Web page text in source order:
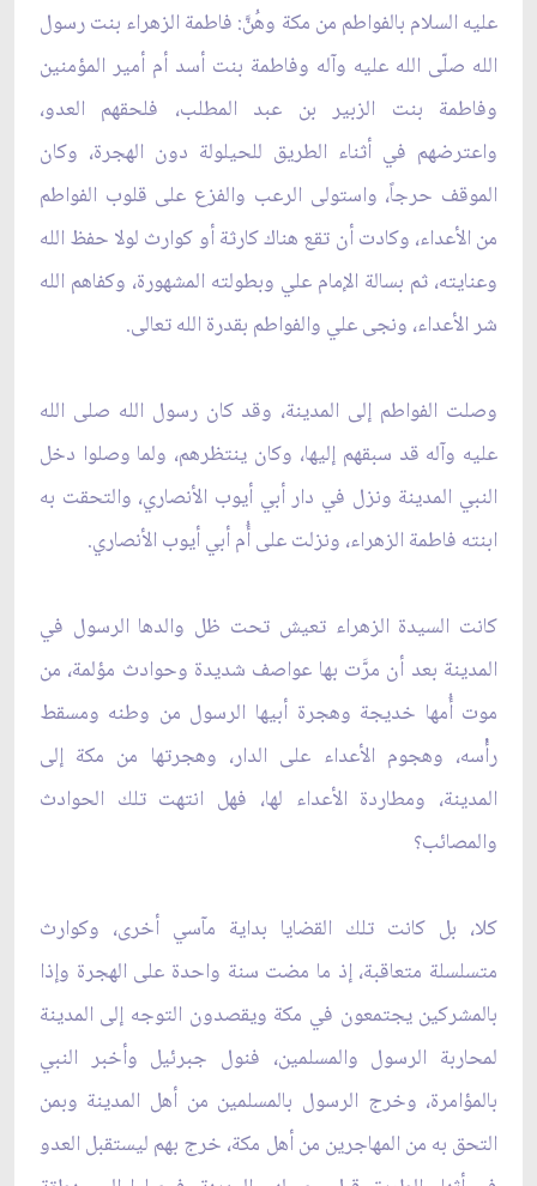
عليه السلام بالفواطم من مكة وهُنَّ: فاطمة الزهراء بنت رسول
الله صلّى الله عليه وآله وفاطمة بنت أسد أم أمير المؤمنين
وفاطمة بنت الزبير بن عبد المطلب، فلحقهم العدو،
واعترضهم في أثناء الطريق للحيلولة دون الهجرة، وكان
الموقف حرجاً، واستولى الرعب والفزع على قلوب الفواطم
من الأعداء، وكادت أن تقع هناك كارثة أو كوارث لولا حفظ الله
وعنايته، ثم بسالة الإمام علي وبطولته المشهورة، وكفاهم الله
شر الأعداء، ونجى علي والفواطم بقدرة الله تعالى.
وصلت الفواطم إلى المدينة، وقد كان رسول الله صلى الله
عليه وآله قد سبقهم إليها، وكان ينتظرهم، ولما وصلوا دخل
النبي المدينة ونزل في دار أبي أيوب الأنصاري، والتحقت به
ابنته فاطمة الزهراء، ونزلت على أُم أبي أيوب الأنصاري.
كانت السيدة الزهراء تعيش تحت ظل والدها الرسول في
المدينة بعد أن مرَّت بها عواصف شديدة وحوادث مؤلمة، من
موت أُمها خديجة وهجرة أبيها الرسول من وطنه ومسقط
رأْسه، وهجوم الأعداء على الدار، وهجرتها من مكة إلى
المدينة، ومطاردة الأعداء لها، فهل انتهت تلك الحوادث
والمصائب؟
كلا، بل كانت تلك القضايا بداية مآسي أخرى، وكوارث
متسلسلة متعاقبة، إذ ما مضت سنة واحدة على الهجرة وإذا
بالمشركين يجتمعون في مكة ويقصدون التوجه إلى المدينة
لمحاربة الرسول والمسلمين، فنول جبرئيل وأخبر النبي
بالمؤامرة، وخرج الرسول بالمسلمين من أهل المدينة وبمن
التحق به من المهاجرين من أهل مكة، خرج بهم ليستقبل العدو